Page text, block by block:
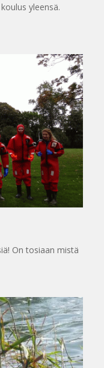
yleensä.
On tosiaan mistä